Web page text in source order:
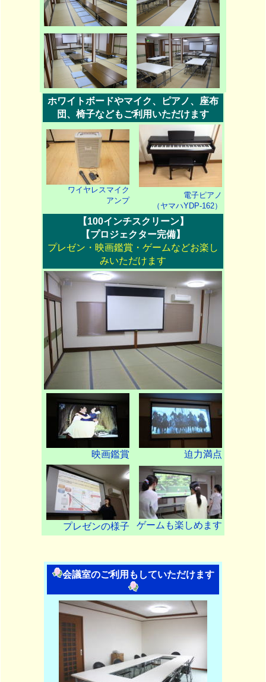
ホワイトボードやマイク、ピアノ、座布
団、椅子などもご利用いただけます
ワイヤレスマイク
アンプ
電子ピアノ
（ヤマハYDP-162）
【100インチスクリーン】
【プロジェクター完備】
プレゼン・映画鑑賞・ゲームなどお楽し
みいただけます
映画鑑賞 迫力満点
プレゼンの様子 ゲームも楽しめます
会議室のご利用もしていただけます